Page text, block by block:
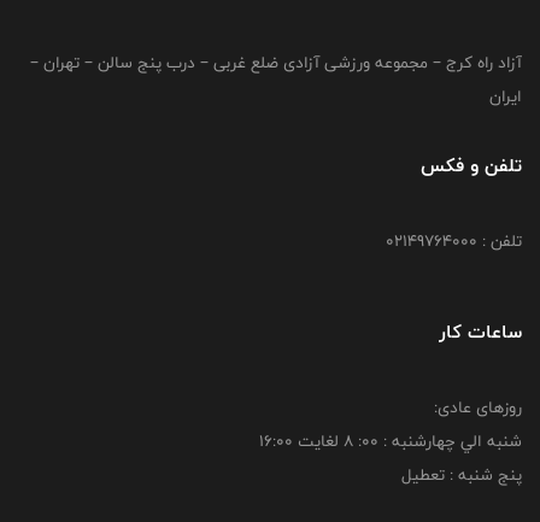
آزاد راه کرج – مجموعه ورزشی آزادی ضلع غربی – درب پنج سالن – تهران –
ایران
تلفن و فکس
تلفن : 02149764000
ساعات کار
روزهای عادی:
شنبه الي چهارشنبه : 00: 8 لغايت 16:00
پنج شنبه : تعطیل